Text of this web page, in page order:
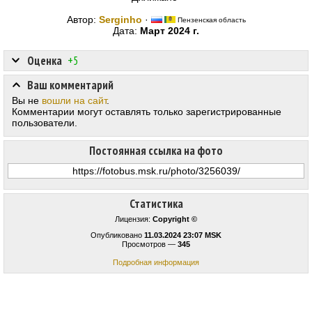
Автор: Serginho · Пензенская область
Дата: Март 2024 г.
Статистика
Лицензия: Copyright ©
Опубликовано 11.03.2024 23:07 MSK
Просмотров — 345
Подробная информация
Оценка +5
Постоянная ссылка на фото
Ваш комментарий
Вы не вошли на сайт.
Комментарии могут оставлять только зарегистрированные
пользователи.